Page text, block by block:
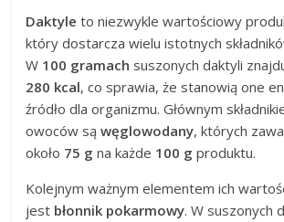
Daktyle to niezwykle wartościowy
który dostarcza wielu istotnych
W 100 gramach suszonych daktyli
280 kcal, co sprawia, że stanowią one
źródło dla organizmu. Głównym
owoców sąwęglowodany, których
około 75 g na każde 100 g produktu.
Kolejnym ważnym elementem ich
jest błonnik pokarmowy. W suszonych